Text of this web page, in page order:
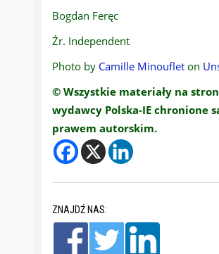
Bogdan Feręc
Źr. Independent
Photo by Camille Minouflet on
© Wszystkie materiały na
wydawcy Polska-IE chronione
prawem autorskim.
ZNAJDŹ NAS: